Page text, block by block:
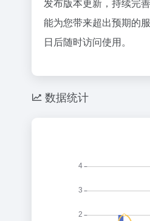
能为您带来超出预期的
日后随时访问使用。
数据统计